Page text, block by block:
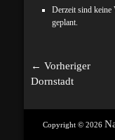
Derzeit sind keine
geplant.
← Vorheriger
Vorheriger
Dornstadt
Copyright © 2026